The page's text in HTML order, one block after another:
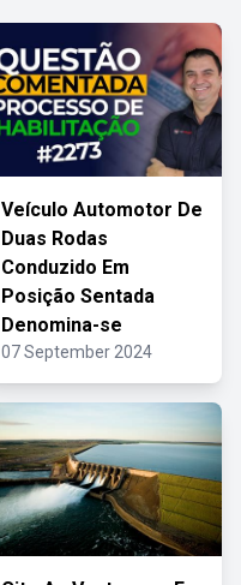
Veículo Automotor De
Duas Rodas
Conduzido Em
Posição Sentada
Denomina-se
07 September 2024